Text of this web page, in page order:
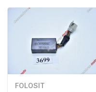
FOLOSIT